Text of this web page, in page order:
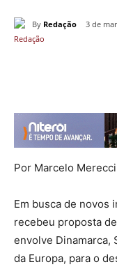
By Redação 3 de
Por Marcelo Merecci
Em busca de novos
recebeu proposta
envolve Dinamarca,
da Europa, para o